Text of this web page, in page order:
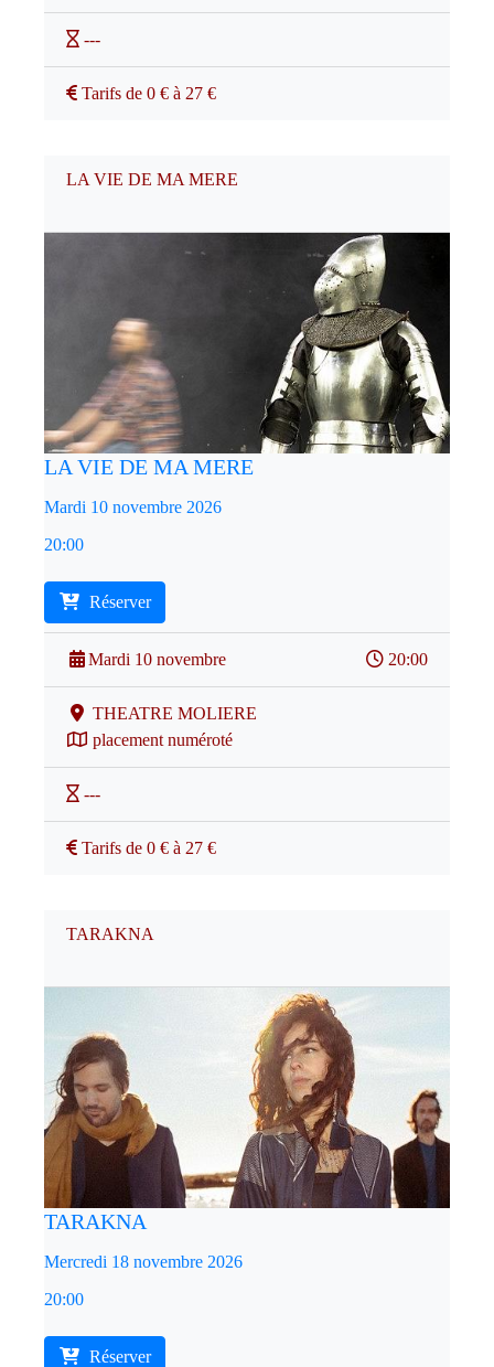
---
Tarifs de 0 € à 27 €
LA VIE DE MA MERE
LA VIE DE MA MERE
Mardi 10 novembre 2026
20:00
Réserver
Mardi 10 novembre 20:00
THEATRE MOLIERE
placement numéroté
---
Tarifs de 0 € à 27 €
TARAKNA
TARAKNA
Mercredi 18 novembre 2026
20:00
Réserver